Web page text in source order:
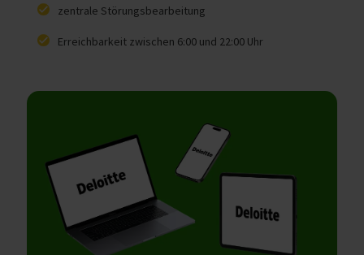
zentrale Störungsbearbeitung
Erreichbarkeit zwischen 6:00 und 22:00 Uhr